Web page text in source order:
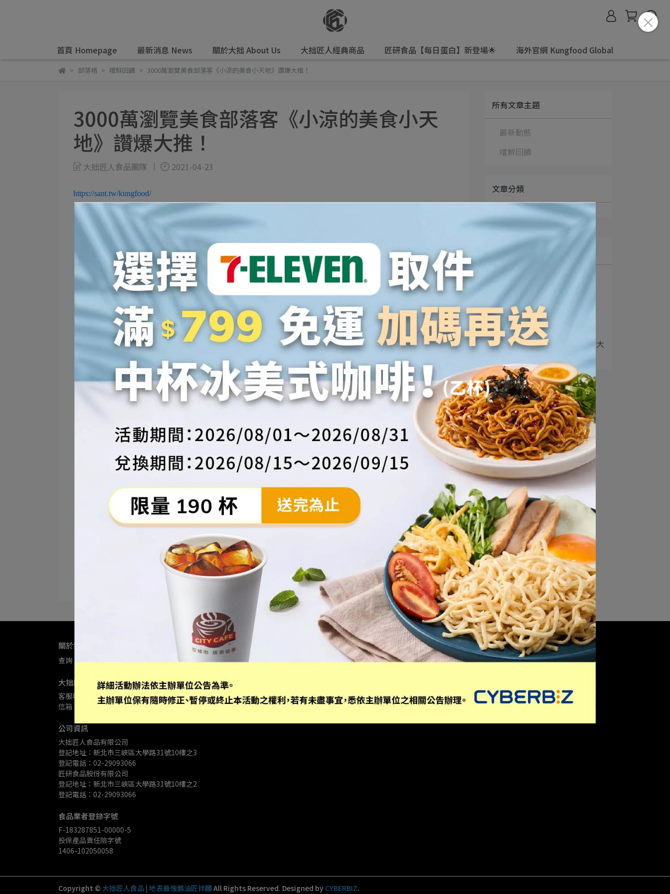
首頁 Homepage 最新消息 News 關於大拙 About Us 大拙匠人經典商品 匠研食品【每日蛋白】新登場🌟 海外官網 Kungfood Global
部落格 嚐鮮回饋 3000萬瀏覽美食部落客《小涼的美食小天地》讚爆大推！
3000萬瀏覽美食部落客《小涼的美食小天
地》讚爆大推！
大拙匠人食品團隊 2021-04-23
https://sant.tw/kungfood/
所有文章主題
最新動態
嚐鮮回饋
文章分類
最新文章
1
3000萬瀏覽美食部落客
《小涼的美食小天⋯
2 《商妮吃喝玩樂》好評開
箱！
3 時尚饕客《每森一頭樂》大
推
關於我們
查詢 關於我們 我的帳戶 退款政策 隱私政策 服務條款 海外官網 Kungfood Global
大拙匠人聯絡資訊
客服專線：02-23967851
客服時間：09:00-18:00
信箱：Info@kungfood.com.tw
地址：台北市大安區新生南路一段97巷44號1樓
公司資訊
大拙匠人食品有限公司
登記地址：新北市三峽區大學路31號10樓之3
登記電話：02-29093066
匠研食品股份有限公司
登記地址：新北市三峽區大學路31號10樓之2
登記電話：02-29093066
食品業者登錄字號
F-183287851-00000-5
投保產品責任險字號
1406-102050058
Copyright © 大拙匠人食品 | 地表最強鵝油匠拌麵All Rights Reserved. Designed by CYBERBIZ.